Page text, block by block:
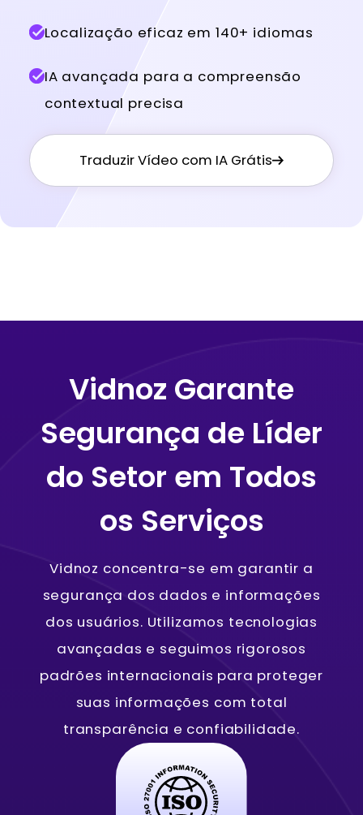
Localização eficaz em 140+ idiomas
IA avançada para a compreensão
contextual precisa
Traduzir Vídeo com IA Grátis
Vidnoz Garante
Segurança de Líder
do Setor em Todos
os Serviços
Vidnoz concentra-se em garantir a
segurança dos dados e informações
dos usuários. Utilizamos tecnologias
avançadas e seguimos rigorosos
padrões internacionais para proteger
suas informações com total
transparência e confiabilidade.